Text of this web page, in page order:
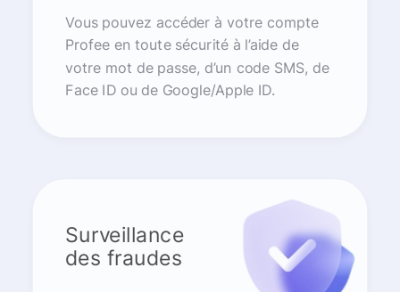
Vous pouvez accéder à votre compte
Profee en toute sécurité à l’aide de
votre mot de passe, d’un code SMS, de
Face ID ou de Google/Apple ID.
Surveillance
des fraudes